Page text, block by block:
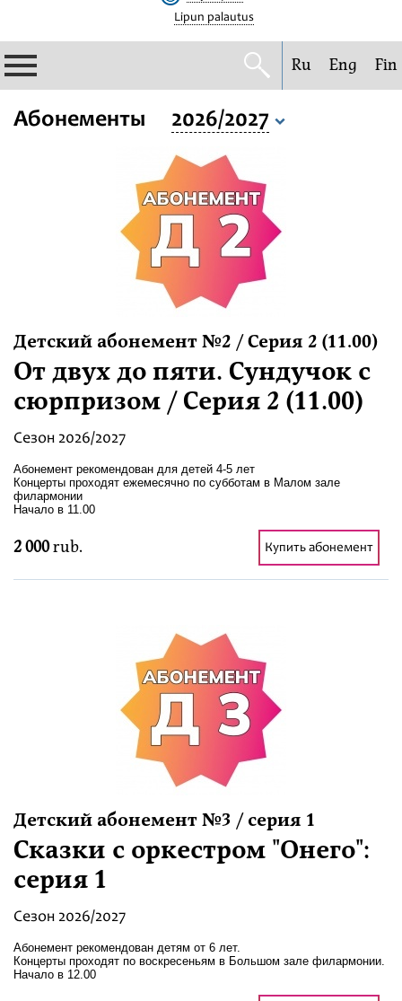
Lipun palautus
Filharmonia
Ru Eng Fin
Абонементы 2026/2027
Детский абонемент №2 / Серия 2 (11.00)
От двух до пяти. Сундучок с
сюрпризом / Серия 2 (11.00)
Сезон 2026/2027
Абонемент рекомендован для детей 4-5 лет
Концерты проходят ежемесячно по субботам в Малом зале
филармонии
Начало в 11.00
2 000rub. Купить абонемент
Детский абонемент №3 / серия 1
Сказки с оркестром "Онего":
серия 1
Сезон 2026/2027
Абонемент рекомендован детям от 6 лет.
Концерты проходят по воскресеньям в Большом зале филармонии.
Начало в 12.00